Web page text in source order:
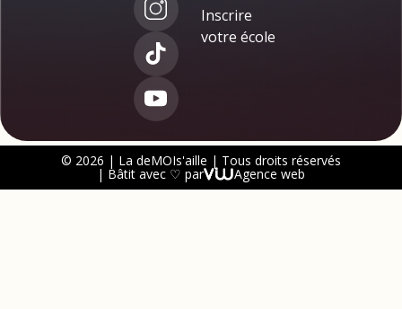
Inscrire
votre école
© 2026 | La deMOIs'aille | Tous droits réservés
| Bâtit avec ♡ par Agence web